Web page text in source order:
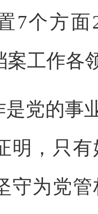
7个方
案工作各
是党的事
明，只
守为党